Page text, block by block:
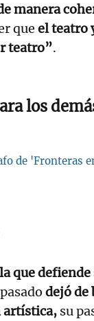
manera
que el teatro
teatro”.
los
de 'Fronteras
que defiende
dejó
artística, su